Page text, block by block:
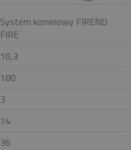
System kominowy FIREND
FIRE
10,3
180
3
74
36